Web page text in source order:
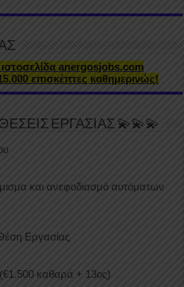
anergosjobs.com
επισκέπτες καθημερινώς!
ΕΡΓΑΣΙΑΣ 💫💫💫
και ανεφοδιασμό αυτόματων
Εργασίας
(€1.500 καθαρά + 13ος)